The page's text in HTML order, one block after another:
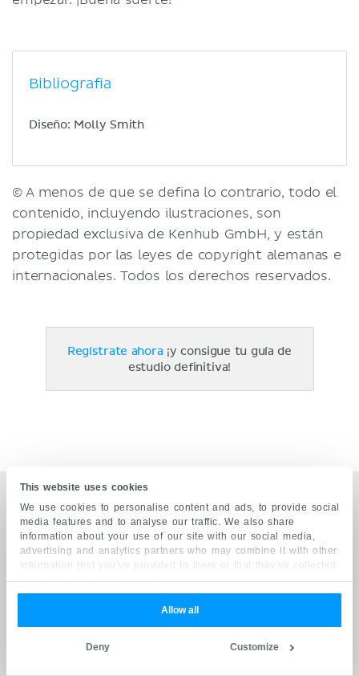
This website uses cookies
We use cookies to personalise content and ads, to provide social
media features and to analyse our traffic. We also share
information about your use of our site with our social media,
advertising and analytics partners who may combine it with other
information that you’ve provided to them or that they’ve collected
from your use of their services.
Allow all
Customize
Deny
Bibliografía
Diseño: Molly Smith
© A menos de que se defina lo contrario, todo el
contenido, incluyendo ilustraciones, son
propiedad exclusiva de Kenhub GmbH, y están
protegidas por las leyes de copyright alemanas e
internacionales. Todos los derechos reservados.
Regístrate ahora ¡y consigue tu guía de
estudio definitiva!
Con la confianza de las principales instituciones de salud
Leer más.